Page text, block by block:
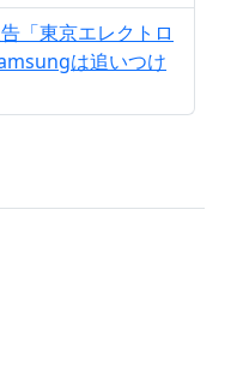
「東京エレクトロ
は追いつけ